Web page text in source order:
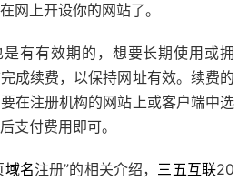
网上开设你的网站了。
是有有效期的，想要长期使用或拥
成续费，以保持网址有效。续费的
在注册机构的网站上或客户端中选
支付费用即可。
域名注册”的相关介绍， 三五互联20